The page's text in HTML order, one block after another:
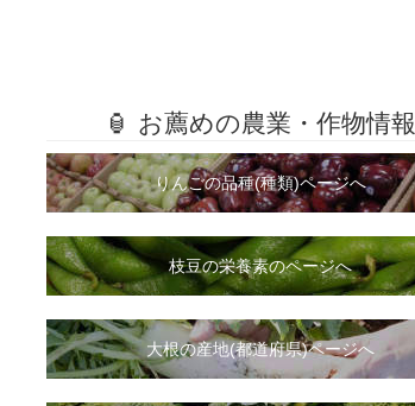
🏮 お薦めの農業・作物情報
りんごの品種(種類)ページへ
枝豆の栄養素のページへ
大根の産地(都道府県)ページへ